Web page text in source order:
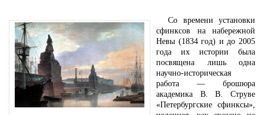
Со времени установки
сфинксов на набережной
Невы (1834 год) и до 2005
года их истории была
посвящена лишь одна
научно-историческая
работа — брошюра
академика В. В. Струве
«Петербургские сфинксы»,